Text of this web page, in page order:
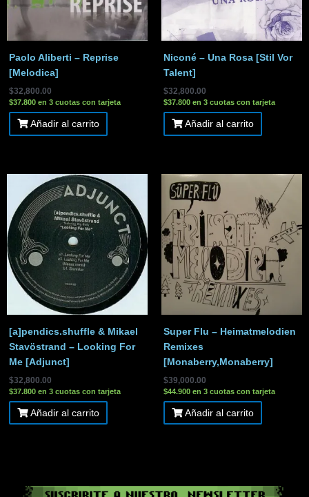
Paolo Aliberti – Reprise
[Melodica]
$32,800.00
$37.800 en 3 cuotas con tarjeta
Añadir al carrito
Niconé – Una Rosa [Stil Vor
Talent]
$32,800.00
$37.800 en 3 cuotas con tarjeta
Añadir al carrito
[a]pendics.shuffle & Mikael
Stavöstrand – Looking For
Me [Adjunct]
$32,800.00
$37.800 en 3 cuotas con tarjeta
Añadir al carrito
Super Flu – Heimatmelodien
Remixes
[Monaberry,Monaberry]
$39,000.00
$44.900 en 3 cuotas con tarjeta
Añadir al carrito